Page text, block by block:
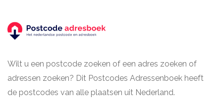
Wilt u een postcode zoeken of een adres zoeken of
adressen zoeken? Dit Postcodes Adressenboek heeft
de postcodes van alle plaatsen uit Nederland.